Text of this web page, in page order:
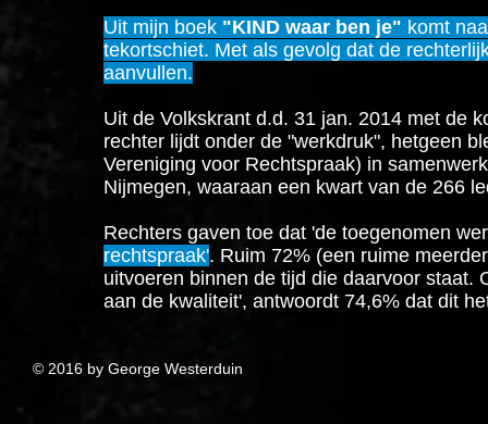
Uit mijn boek "KIND waar ben je" komt
tekortschiet. Met als gevolg dat de
aanvullen.
Uit de Volkskrant d.d. 31 jan. 2014 met de
rechter lijdt onder de "werkdruk", hetgeen
Vereniging voor Rechtspraak) in
Nijmegen, waaraan een kwart van de 266
Rechters gaven toe dat 'de toegenomen
rechtspraak'. Ruim 72% (een ruime
uitvoeren binnen de tijd die daarvoor staat.
aan de kwaliteit', antwoordt 74,6% dat dit
© 2016 by George